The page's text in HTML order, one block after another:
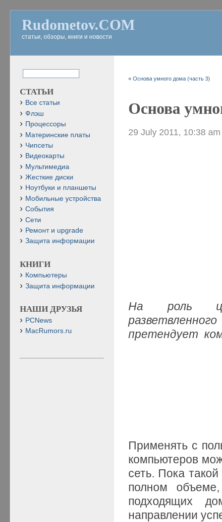
Rudometov.COM
статьи, обзоры, книги и новости
«Основа умного дома (часть 3)
Основа
29 July 2011, 10:38 am
На роль
претендует
Применять с
компьютеров
сеть. Пока
полном
подходящих
направлении
СТАТЬИ
Все статьи
Флэш
Процессоры
Материнские платы
Чипсеты
Видеокарты
Мультимедиа
Жесткие диски
Ноутбуки и планшеты
Мобильные устройства
События
Сети
Ремонт и upgrade
Защита информации
КНИГИ
Компьютеры
Защита информации
НАШИ ДРУЗЬЯ
PCNews
MacRumors.ru